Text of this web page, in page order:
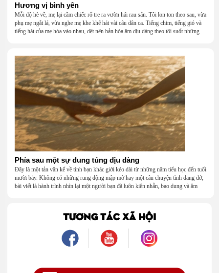
Hương vị bình yên
Mỗi độ hè về, mẹ lại cầm chiếc rổ tre ra vườn hái rau sắn. Tôi lon ton theo sau, vừa
phụ mẹ ngắt lá, vừa nghe mẹ khe khẽ hát vài câu dân ca. Tiếng chim, tiếng gió và
tiếng hát của mẹ hòa vào nhau, dệt nên bản hòa âm dịu dàng theo tôi suốt những
Phía sau một sự dung túng dịu dàng
Đây là một tản văn kể về tình bạn khác giới kéo dài từ những năm tiểu học đến tuổi
mười bảy. Không có những rung động mập mờ hay một câu chuyện tình dang dở,
bài viết là hành trình nhìn lại một người bạn đã luôn kiên nhẫn, bao dung và âm
là một mối tình, mà là một người luôn cho tôi quyền được là chính mình.
TƯƠNG TÁC XÃ HỘI